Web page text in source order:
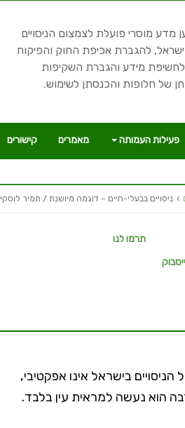
מדע מוסרי פועלת לצמצום הניסויים
להגברת אכיפת החוק והפיקוח
מידע והגברת השקיפות
של חלופות והכנסתן לשימוש.
פעילות העמותה מאמרים קישורים
ניסויים בבעלי-חיים – דוֹגמה מיושנת / תמיר לוסקי
תרמו לנו
הניסויים בישראל אינו אפקטיבי,
הוא נעשה למראית עין בלבד.